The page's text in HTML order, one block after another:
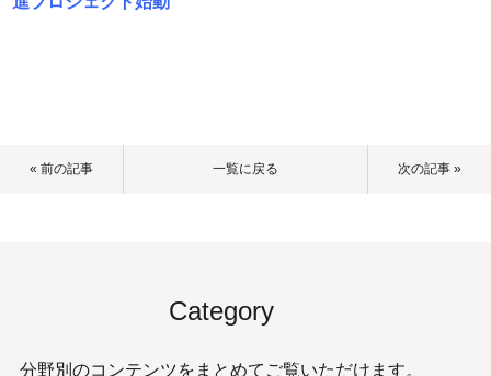
« 前の記事 一覧に戻る 次の記事 »
Category
分野別のコンテンツをまとめてご覧いただけます。